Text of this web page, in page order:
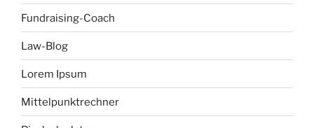
Fundraising-Coach
Law-Blog
Lorem Ipsum
Mittelpunktrechner